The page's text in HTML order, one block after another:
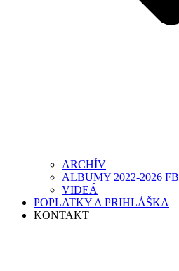
ARCHÍV
ALBUMY 2022-2026 FB
VIDEÁ
POPLATKY A PRIHLÁŠKA
KONTAKT